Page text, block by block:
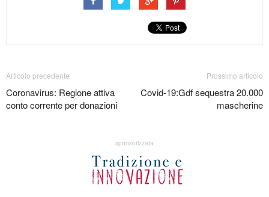
Articolo precedente
Coronavirus: Regione attiva
conto corrente per donazioni
Prossimo articolo
Covid-19:Gdf sequestra 20.000
mascherine
sponsorizzata